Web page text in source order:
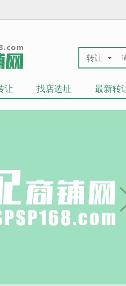
转让
让 找店选址 最新转